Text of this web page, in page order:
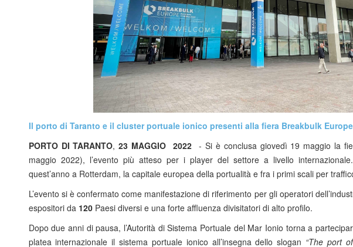
Il porto di Taranto e il cluster portuale ionico presenti alla fiera Breakbulk
PORTO DI TARANTO, 23 MAGGIO 2022 - Si è conclusa giovedì 19 maggio la
maggio 2022), l’evento più atteso per i player del settore a livello
quest’anno a Rotterdam, la capitale europea della portualità e fra i primi scali per
L’evento si è confermato come manifestazione di riferimento per gli operatori
espositori da 120Paesi diversi e una forte affluenza divisitatori di alto profilo.
Dopo due anni di pausa, l’Autorità di Sistema Portuale del Mar Ionio torna a
platea internazionale il sistema portuale ionico all’insegna dello slogan “The port